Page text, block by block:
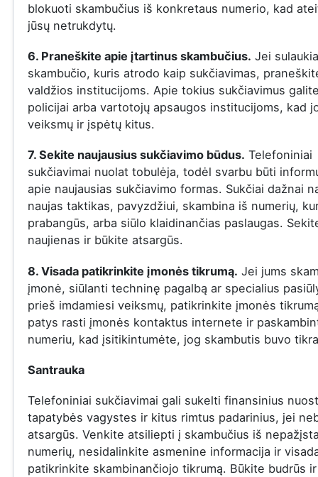
blokuoti skambučius iš konkretaus numerio, kad
jūsų netrukdytų.
6. Praneškite apie įtartinus skambučius. Jei
skambučio, kuris atrodo kaip sukčiavimas,
valdžios institucijoms. Apie tokius sukčiavimus
policijai arba vartotojų apsaugos institucijoms, kad
veiksmų ir įspėtų kitus.
7. Sekite naujausius sukčiavimo būdus. Telefoniniai
sukčiavimai nuolat tobulėja, todėl svarbu būti
apie naujausias sukčiavimo formas. Sukčiai dažnai
naujas taktikas, pavyzdžiui, skambina iš numerių,
prabangūs, arba siūlo klaidinančias paslaugas.
naujienas ir būkite atsargūs.
8. Visada patikrinkite įmonės tikrumą. Jei jums
įmonė, siūlanti techninę pagalbą ar specialius
prieš imdamiesi veiksmų, patikrinkite įmonės
patys rasti įmonės kontaktus internete ir
numeriu, kad įsitikintumėte, jog skambutis buvo
Santrauka
Telefoniniai sukčiavimai gali sukelti finansinius
tapatybės vagystes ir kitus rimtus padarinius, jei
atsargūs. Venkite atsiliepti į skambučius iš
numerių, nesidalinkite asmenine informacija ir
patikrinkite skambinančiojo tikrumą. Būkite budrūs ir